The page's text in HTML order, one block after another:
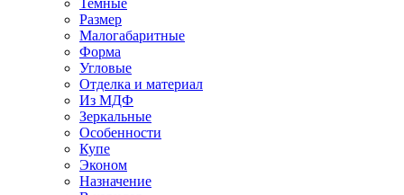
Темные
Размер
Малогабаритные
Форма
Угловые
Отделка и материал
Из МДФ
Зеркальные
Особенности
Купе
Эконом
Назначение